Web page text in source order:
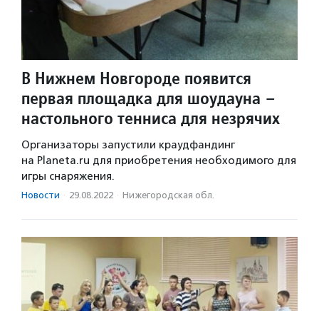
В Нижнем Новгороде появится
первая площадка для шоудауна –
настольного тенниса для незрячих
Организаторы запустили краудфандинг
на Planeta.ru для приобретения необходимого для
игры снаряжения.
Новости · 29.08.2022 · Нижегородская обл.